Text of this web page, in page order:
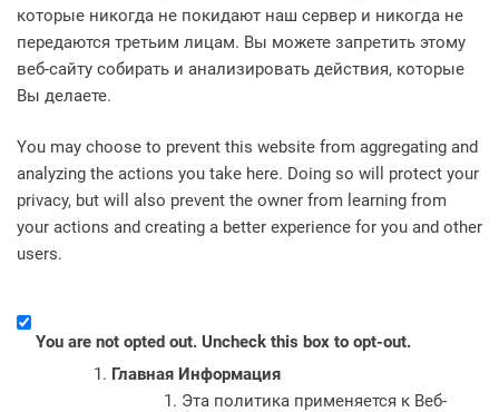
которые никогда не покидают наш сервер и никогда не
передаются третьим лицам. Вы можете запретить этому
веб-сайту собирать и анализировать действия, которые
Вы делаете.
You may choose to prevent this website from aggregating and
analyzing the actions you take here. Doing so will protect your
privacy, but will also prevent the owner from learning from
your actions and creating a better experience for you and other
users.
You are not opted out. Uncheck this box to opt-out.
Главная Информация
Эта политика применяется к Веб-